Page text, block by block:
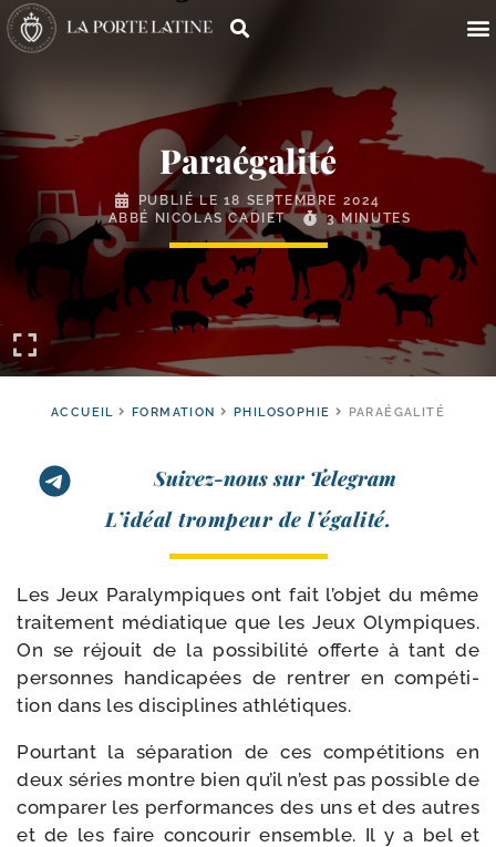
Paraégalité
PUBLIÉ LE 18 SEPTEMBRE 2024
ABBÉ NICOLAS CADIET
3 MINUTES
ACCUEIL FORMATION PHILOSOPHIE PARAÉGALITÉ
Suivez-nous sur Telegram
L’idéal trom­peur de l’égalité.
Les Jeux Paralympiques ont fait l’objet du même
trai­te­ment média­tique que les Jeux Olympiques.
On se réjouit de la pos­si­bi­li­té offerte à tant de
per­sonnes han­di­ca­pées de ren­trer en com­pé­ti­
tion dans les dis­ci­plines athlétiques.
Pourtant la sépa­ra­tion de ces com­pé­ti­tions en
deux séries montre bien qu’il n’est pas pos­sible de
com­pa­rer les per­for­mances des uns et des autres
et de les faire concou­rir ensemble. Il y a bel et